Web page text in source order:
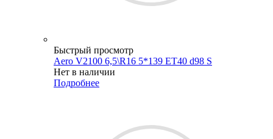
Быстрый просмотр
Aero V2100 6,5\R16 5*139 ET40 d98 S
Нет в наличии
Подробнее